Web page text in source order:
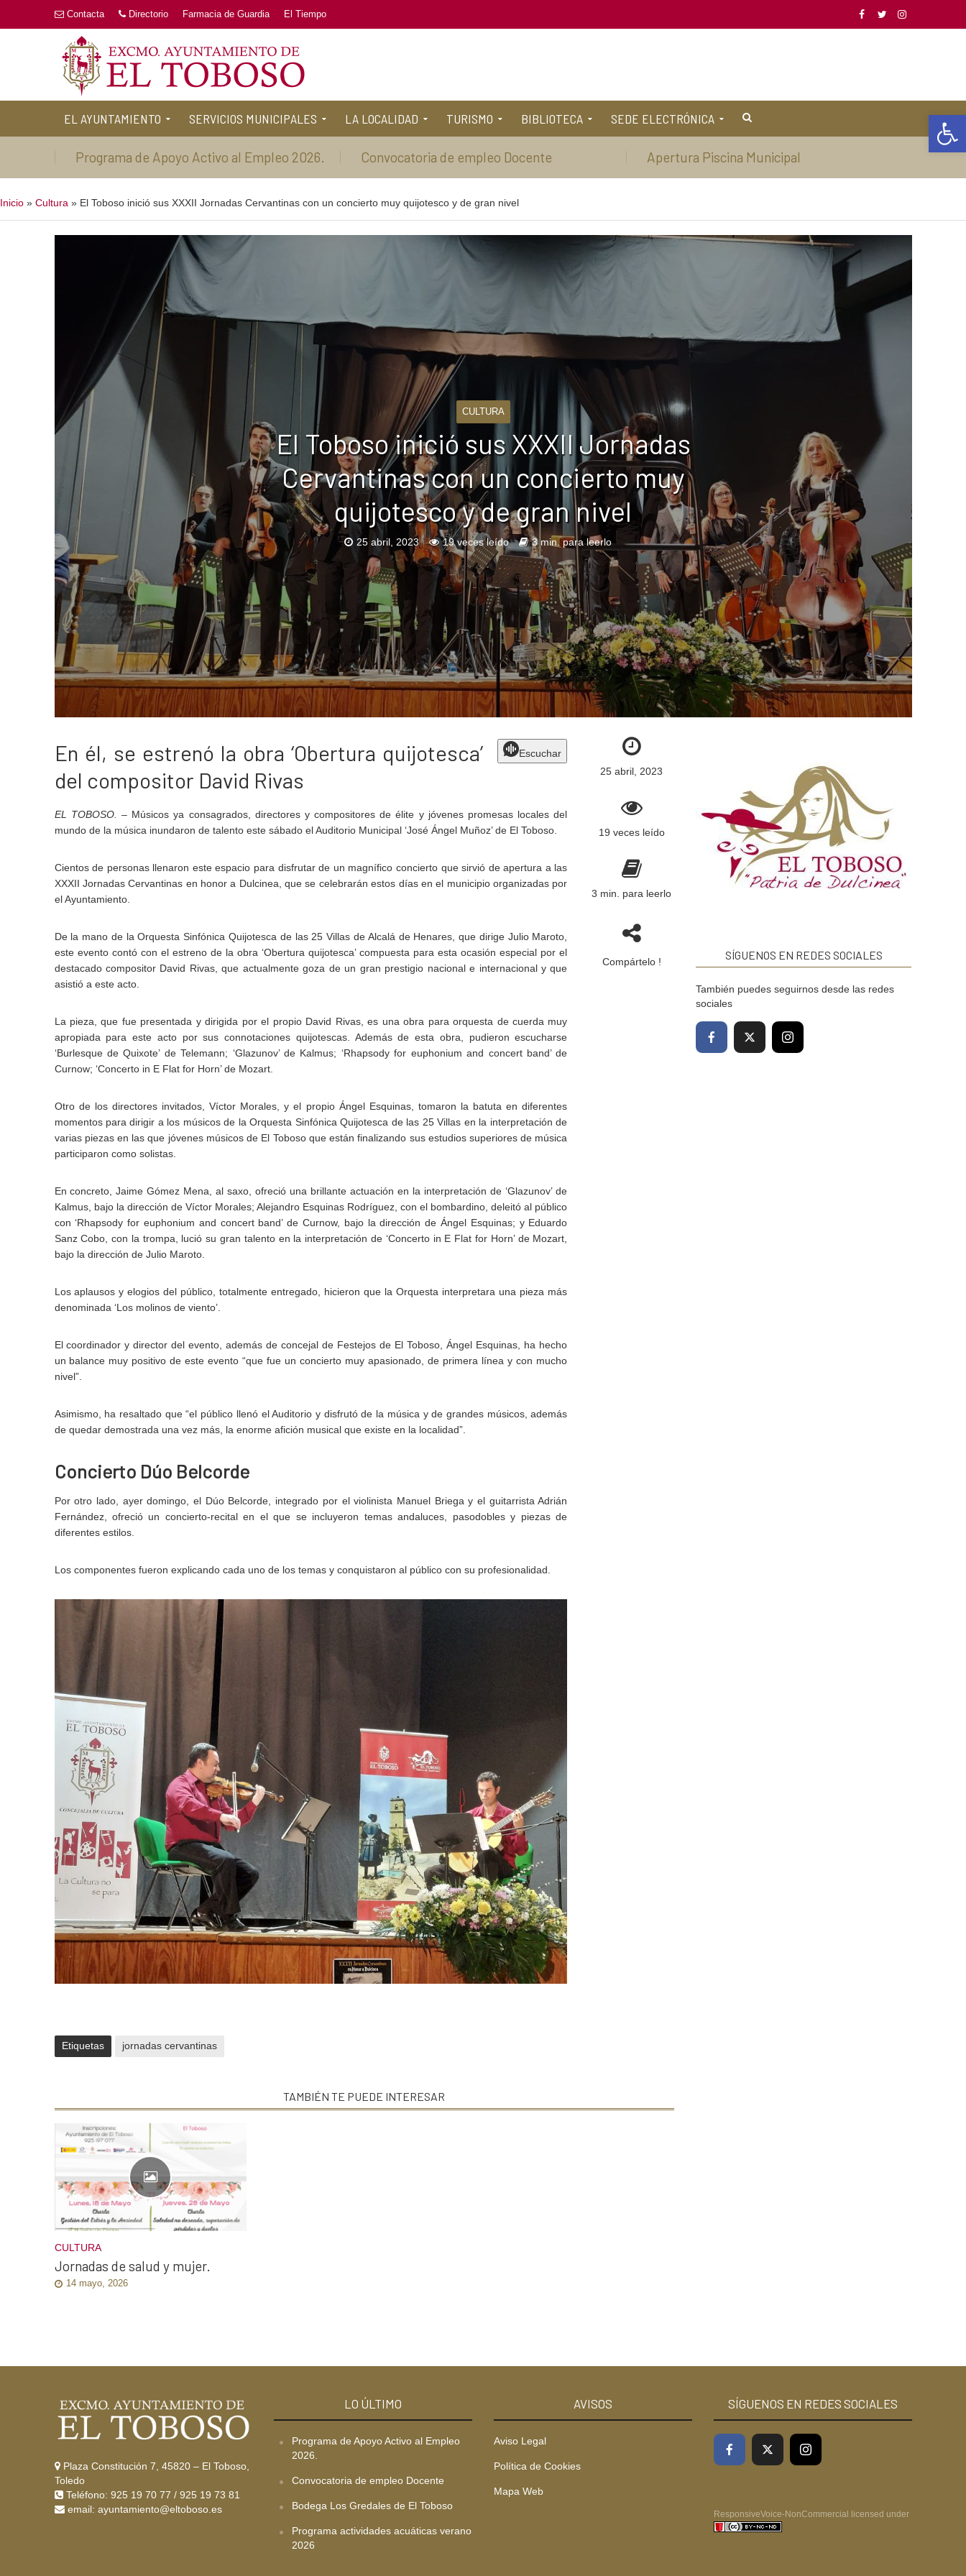
Contacta Directorio Farmacia de Guardia El Tiempo
EL AYUNTAMIENTO SERVICIOS MUNICIPALES LA LOCALIDAD TURISMO BIBLIOTECA SEDE ELECTRÓNICA
Programa de Apoyo Activo al Empleo 2026. Convocatoria de empleo Docente Apertura Piscina Municipal
Inicio » Cultura » El Toboso inició sus XXXII Jornadas Cervantinas con un concierto muy quijotesco y de gran nivel
CULTURA
El Toboso inició sus XXXII Jornadas
Cervantinas con un concierto muy
quijotesco y de gran nivel
25 abril, 2023 19 veces leído 3 min. para leerlo
25 abril, 2023
19 veces leído
3 min. para leerlo
Compártelo !
Escuchar
En él, se estrenó la obra ‘Obertura quijotesca’
del compositor David Rivas
EL TOBOSO. –Músicos ya consagrados, directores y compositores de élite y jóvenes promesas locales del
mundo de la música inundaron de talento este sábado el Auditorio Municipal ‘José Ángel Muñoz’ de El Toboso.
Cientos de personas llenaron este espacio para disfrutar de un magnífico concierto que sirvió de apertura a las
XXXII Jornadas Cervantinas en honor a Dulcinea, que se celebrarán estos días en el municipio organizadas por
el Ayuntamiento.
De la mano de la Orquesta Sinfónica Quijotesca de las 25 Villas de Alcalá de Henares, que dirige Julio Maroto,
este evento contó con el estreno de la obra ‘Obertura quijotesca’ compuesta para esta ocasión especial por el
destacado compositor David Rivas, que actualmente goza de un gran prestigio nacional e internacional y que
asistió a este acto.
La pieza, que fue presentada y dirigida por el propio David Rivas, es una obra para orquesta de cuerda muy
apropiada para este acto por sus connotaciones quijotescas. Además de esta obra, pudieron escucharse
‘Burlesque de Quixote’ de Telemann; ‘Glazunov’ de Kalmus; ‘Rhapsody for euphonium and concert band’ de
Curnow; ‘Concerto in E Flat for Horn’ de Mozart.
Otro de los directores invitados, Víctor Morales, y el propio Ángel Esquinas, tomaron la batuta en diferentes
momentos para dirigir a los músicos de la Orquesta Sinfónica Quijotesca de las 25 Villas en la interpretación de
varias piezas en las que jóvenes músicos de El Toboso que están finalizando sus estudios superiores de música
participaron como solistas.
En concreto, Jaime Gómez Mena, al saxo, ofreció una brillante actuación en la interpretación de ‘Glazunov’ de
Kalmus, bajo la dirección de Víctor Morales; Alejandro Esquinas Rodríguez, con el bombardino, deleitó al público
con ‘Rhapsody for euphonium and concert band’ de Curnow, bajo la dirección de Ángel Esquinas; y Eduardo
Sanz Cobo, con la trompa, lució su gran talento en la interpretación de ‘Concerto in E Flat for Horn’ de Mozart,
bajo la dirección de Julio Maroto.
Los aplausos y elogios del público, totalmente entregado, hicieron que la Orquesta interpretara una pieza más
denominada ‘Los molinos de viento’.
El coordinador y director del evento, además de concejal de Festejos de El Toboso, Ángel Esquinas, ha hecho
un balance muy positivo de este evento “que fue un concierto muy apasionado, de primera línea y con mucho
nivel”.
Asimismo, ha resaltado que “el público llenó el Auditorio y disfrutó de la música y de grandes músicos, además
de quedar demostrada una vez más, la enorme afición musical que existe en la localidad”.
Concierto Dúo Belcorde
Por otro lado, ayer domingo, el Dúo Belcorde, integrado por el violinista Manuel Briega y el guitarrista Adrián
Fernández, ofreció un concierto-recital en el que se incluyeron temas andaluces, pasodobles y piezas de
diferentes estilos.
Los componentes fueron explicando cada uno de los temas y conquistaron al público con su profesionalidad.
Etiquetas jornadas cervantinas
TAMBIÉN TE PUEDE INTERESAR
CULTURA
Jornadas de salud y mujer.
14 mayo, 2026
SÍGUENOS EN REDES SOCIALES
También puedes seguirnos desde las redes
sociales
Plaza Constitución 7, 45820 – El Toboso,
Toledo
Teléfono: 925 19 70 77 / 925 19 73 81
email: ayuntamiento@eltoboso.es
LO ÚLTIMO
Programa de Apoyo Activo al Empleo
2026.
Convocatoria de empleo Docente
Bodega Los Gredales de El Toboso
Programa actividades acuáticas verano
2026
AVISOS
Aviso Legal
Política de Cookies
Mapa Web
SÍGUENOS EN REDES SOCIALES
ResponsiveVoice-NonCommercial licensed under
Abrir barra de herramientas